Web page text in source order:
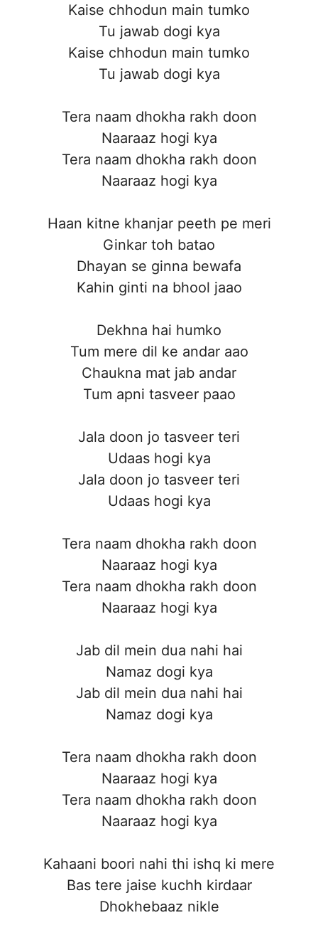
Kaise chhodun main tumko
Tu jawab dogi kya
Kaise chhodun main tumko
Tu jawab dogi kya
Tera naam dhokha rakh doon
Naaraaz hogi kya
Tera naam dhokha rakh doon
Naaraaz hogi kya
Haan kitne khanjar peeth pe meri
Ginkar toh batao
Dhayan se ginna bewafa
Kahin ginti na bhool jaao
Dekhna hai humko
Tum mere dil ke andar aao
Chaukna mat jab andar
Tum apni tasveer paao
Jala doon jo tasveer teri
Udaas hogi kya
Jala doon jo tasveer teri
Udaas hogi kya
Tera naam dhokha rakh doon
Naaraaz hogi kya
Tera naam dhokha rakh doon
Naaraaz hogi kya
Jab dil mein dua nahi hai
Namaz dogi kya
Jab dil mein dua nahi hai
Namaz dogi kya
Tera naam dhokha rakh doon
Naaraaz hogi kya
Tera naam dhokha rakh doon
Naaraaz hogi kya
Kahaani boori nahi thi ishq ki mere
Bas tere jaise kuchh kirdaar
Dhokhebaaz nikle